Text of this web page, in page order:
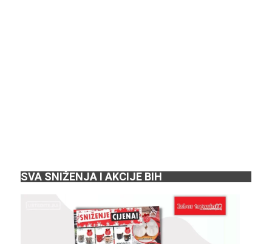
SVA SNIŽENJA I AKCIJE BIH